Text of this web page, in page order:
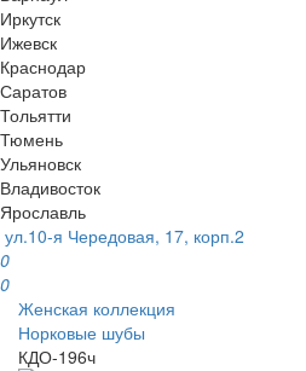
Иркутск
Ижевск
Краснодар
Саратов
Тольятти
Тюмень
Ульяновск
Владивосток
Ярославль
ул.10-я Чередовая, 17, корп.2
0
0
Женская коллекция
Норковые шубы
КДО-196ч